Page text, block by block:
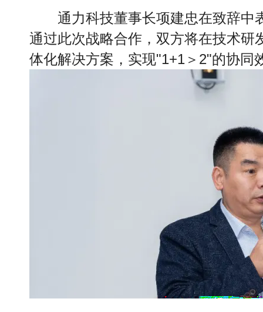
通力科技董事长项建忠在致辞中
通过此次战略合作，双方将在技术
体化解决方案，实现"1+1＞2"的协同